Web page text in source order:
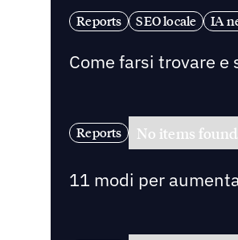
Reports SEO locale IA
Come farsi trovare
Reports No items
11 modi per